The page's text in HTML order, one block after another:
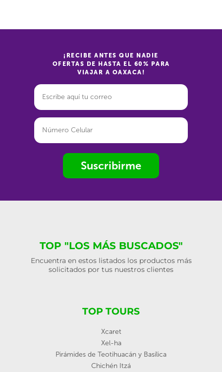
¡RECIBE ANTES QUE NADIE
OFERTAS DE HASTA EL 60% PARA
VIAJAR A OAXACA!
Suscribirme
TOP "LOS MÁS BUSCADOS"
Encuentra en estos listados los productos más
solicitados por tus nuestros clientes
TOP TOURS
Xcaret
Xel-ha
Pirámides de Teotihuacán y Basílica
Chichén Itzá